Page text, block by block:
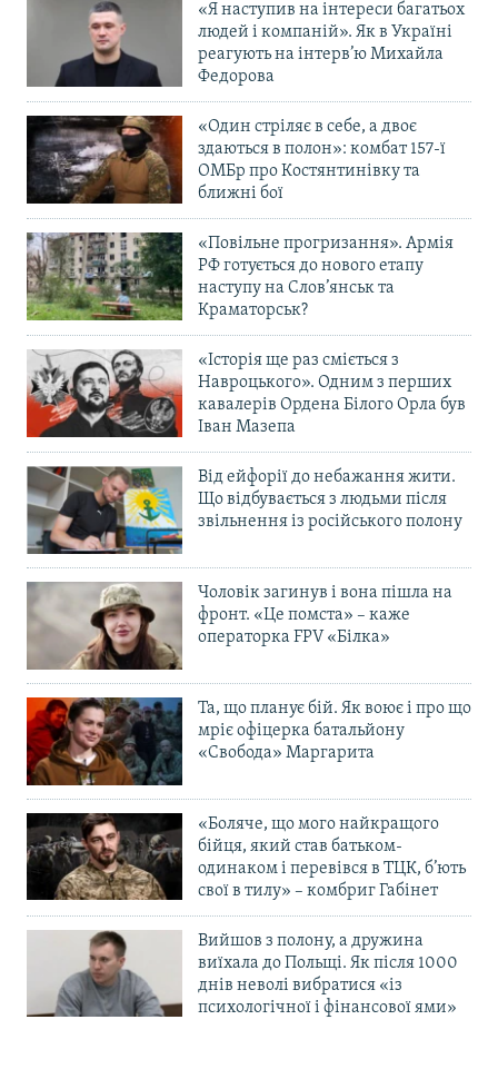
«Я наступив на інтереси багатьох
людей і компаній». Як в Україні
реагують на інтерв’ю Михайла
Федорова
«Один стріляє в себе, а двоє
здаються в полон»: комбат 157-ї
ОМБр про Костянтинівку та
ближні бої
«Повільне прогризання». Армія
РФ готується до нового етапу
наступу на Слов’янськ та
Краматорськ?
«Історія ще раз сміється з
Навроцького». Одним з перших
кавалерів Ордена Білого Орла був
Іван Мазепа
Від ейфорії до небажання жити.
Що відбувається з людьми після
звільнення із російського полону
Чоловік загинув і вона пішла на
фронт. «Це помста» – каже
операторка FPV «Білка»
Та, що планує бій. Як воює і про що
мріє офіцерка батальйону
«Свобода» Маргарита
«Боляче, що мого найкращого
бійця, який став батьком-
одинаком і перевівся в ТЦК, б’ють
свої в тилу» – комбриг Габінет
Вийшов з полону, а дружина
виїхала до Польщі. Як після 1000
днів неволі вибратися «із
психологічної і фінансової ями»